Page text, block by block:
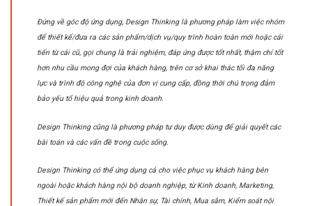
Đứng về góc độ ứng dụng, Design Thinking là phương pháp làm việc nhóm
để thiết kế/đưa ra các sản phẩm/dịch vụ/quy trình hoàn toàn mới hoặc cải
tiến từ cái cũ, gọi chung là trải nghiệm, đáp ứng được tốt nhất, thậm chí tốt
hơn nhu cầu mong đợi của khách hàng, trên cơ sở khai thác tối đa năng
lực và trình độ công nghệ của đơn vị cung cấp, đồng thời chú trọng đảm
bảo yếu tố hiệu quả trong kinh doanh.
Design Thinking cũng là phương pháp tư duy được dùng để giải quyết các
bài toán và các vấn đề trong cuộc sống.
Design Thinking có thể ứng dụng cả cho việc phục vụ khách hàng bên
ngoài hoặc khách hàng nội bộ doanh nghiệp, từ Kinh doanh, Marketing,
Thiết kế sản phẩm mới đến Nhân sự, Tài chính, Mua sắm, Kiểm soát nội